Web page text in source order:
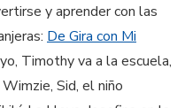
y aprender con las
De Gira con Mi
Timothy va a la escuela,
Sid, el niño